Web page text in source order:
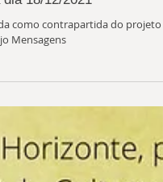
Festa de Natal Bairro Pilar/
18/12/2021
Mensagens